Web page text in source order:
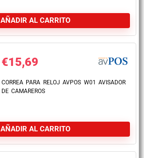
AÑADIR AL CARRITO
€15,69
CORREA PARA RELOJ AVPOS W01 AVISADOR
DE CAMAREROS
AÑADIR AL CARRITO